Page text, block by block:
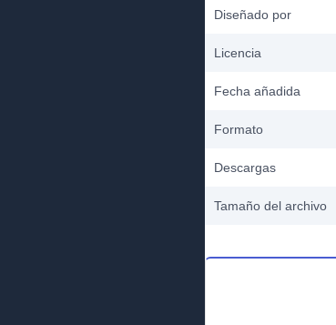
Diseñado por
Licencia
Fecha añadida
Formato
Descargas
Tamaño del archivo